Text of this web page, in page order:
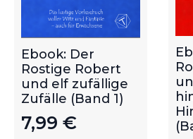
Ebook: Der
Rostige Robert
und elf zufällige
Zufälle (Band 1)
7,99 €